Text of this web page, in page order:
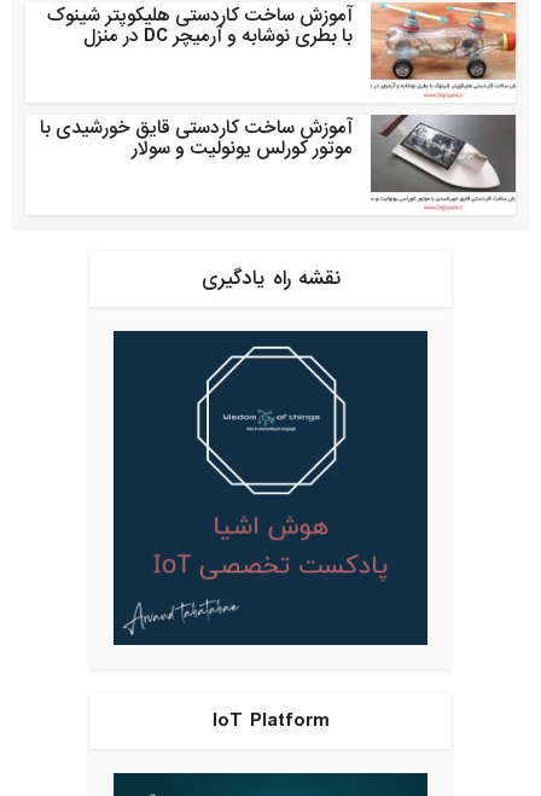
آموزش ساخت کاردستی هلیکوپتر شینوک
با بطری نوشابه و آرمیچر DC در منزل
آموزش ساخت کاردستی قایق خورشیدی با
موتور کورلس یونولیت و سولار
نقشه راه یادگیری
IoT Platform